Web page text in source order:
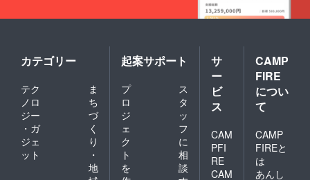
カテゴリー
テク
ノロ
ジー
・ガ
ジェ
ット
ま
ち
づ
く
り
・
地
起案サポート
プ
ロ
ジ
ェ
ク
ト
を
ス
タ
ッ
フ
に
相
談
サ
ー
ビ
ス
CAM
PFI
RE
CAM
CAMP
FIRE
につい
て
CAMP
FIREと
は
あんし